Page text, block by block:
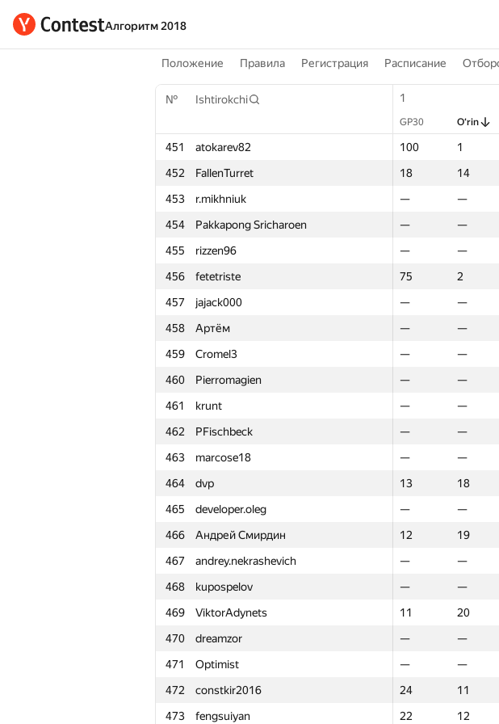
Алгоритм 2018
Положение Правила Регистрация Расписание
№ Ishtirokchi 1
GP30 O‘rin
451 atokarev82 100 1
452
FallenTurret 18 14
453
r.mikhniuk — —
454
Pakkapong Sricharoen — —
455
rizzen96 — —
456
fetetriste 75 2
457
jajack000 — —
458
Артём — —
459
Cromel3 — —
460
Pierromagien — —
461
krunt — —
462
PFischbeck — —
463
marcose18 — —
464
dvp 13 18
465
developer.oleg — —
466
Андрей Смирдин 12 19
467
andrey.nekrashevich — —
468
kupospelov — —
469
ViktorAdynets 11 20
470
dreamzor — —
471
Optimist — —
472
constkir2016 24 11
473
fengsuiyan 22 12
Ishtirokchi 1
GP30 O‘rin